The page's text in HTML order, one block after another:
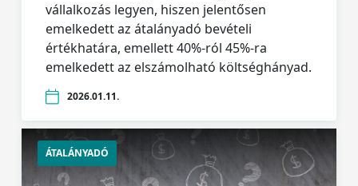
vállalkozás legyen, hiszen jelentősen
emelkedett az átalányadó bevételi
értékhatára, emellett 40%-ról 45%-ra
emelkedett az elszámolható költséghányad.
2026.01.11.
ÁTALÁNYADÓ